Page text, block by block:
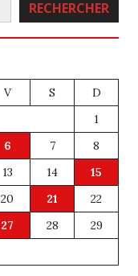
RECHERCHER
V S
D
1
6 7
8
13 14
15
20 21
22
27 28
29